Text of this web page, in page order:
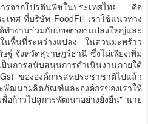
รจากโปรตีนพืชในประเทศไทย คือ
เทศ ที่บริษัท FoodFill เราใช้แนวทาง
านร่วมกับเกษตรกรแปลงใหญ่และ
พื้นที่ระหว่างแปลง ในสวนมะพร้าว
ฐ์ จังหวัดสุราษฎร์ธานี ซึ่งไม่เพียงเพิ่ม
ป็นการสนับสนุนการดำเนินงานภายใต้
ขององค์การสหประชาชาติไปแล้ว
าผลิตภัณฑ์และองค์กรของเราให้
อก้าวไปสู่การพัฒนาอย่างยั่งยืน" นาย